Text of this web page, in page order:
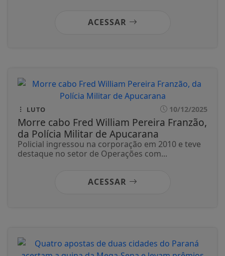
ACESSAR
LUTO 10/12/2025
Morre cabo Fred William Pereira Franzão,
da Polícia Militar de Apucarana
Policial ingressou na corporação em 2010 e teve
destaque no setor de Operações com...
ACESSAR